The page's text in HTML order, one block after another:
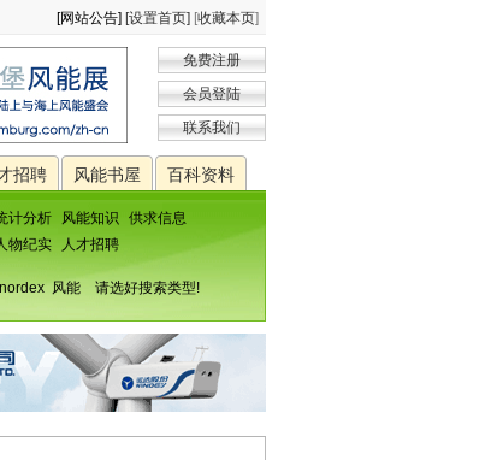
[网站公告] [设置首页] [收藏本页]
免费注册
会员登陆
联系我们
招聘 风能书屋 百科资料
计分析 风能知识
供求信息
物纪实 人才招聘
nordex 风能 请选好搜索类型!